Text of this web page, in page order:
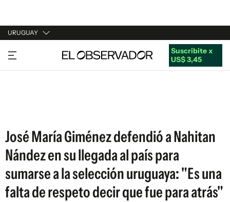
URUGUAY
URUGUAY
ARGENTINA
Suscribite x
US$ 3,45
José María Giménez defendió a Nahitan
Nández en su llegada al país para
sumarse a la selección uruguaya: "Es una
falta de respeto decir que fue para atrás"